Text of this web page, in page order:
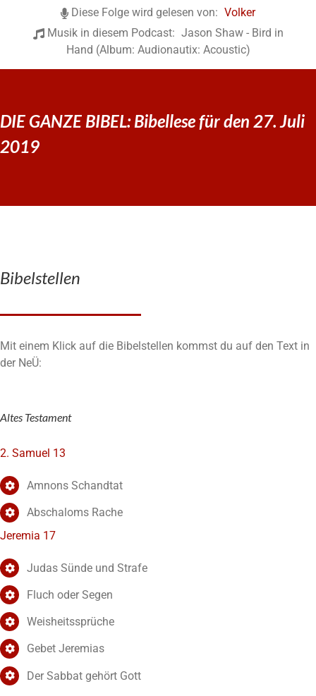
Diese Folge wird gelesen von: Volker
Musik in diesem Podcast: Jason Shaw - Bird in
Hand (Album: Audionautix: Acoustic)
DIE GANZE BIBEL: Bibellese für den 27. Juli
2019
Bibelstellen
Mit einem Klick auf die Bibelstellen kommst du auf den Text in
der NeÜ:
Altes Testament
2. Samuel 13
Amnons Schandtat
Abschaloms Rache
Jeremia 17
Judas Sünde und Strafe
Fluch oder Segen
Weisheitssprüche
Gebet Jeremias
Der Sabbat gehört Gott